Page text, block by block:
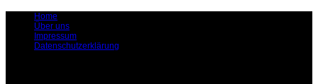
Home
Über uns
Impressum
Datenschutzerklärung